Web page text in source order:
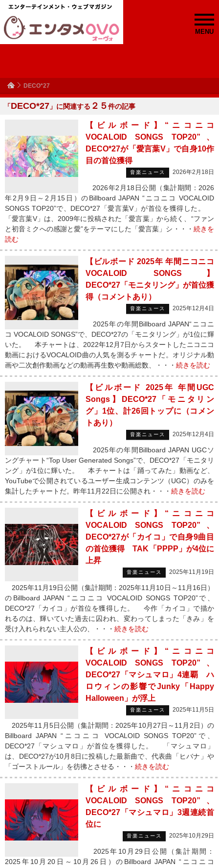
MENU
DECO*27
「DECO*27 」に関連する ２５件の記事
【ビルボード】“ニコニコ
VOCALOID SONGS TOP20”、
DECO*27が「愛言葉V」で自身10作
目の首位獲得
音楽ニュース 2026年2月18日
2026年2月18日公開（集計期間：2026
年2月9日～2月15日）のBillboard JAPAN “ニコニコ VOCALOID
SONGS TOP20”で、DECO*27「愛言葉V」が首位を獲得した。
「愛言葉V」は、2009年に投稿された「愛言葉」から続く、“ファン
と初音ミクへの感謝と愛”をテーマにした「愛言葉」シ・・・ 続きを
読む
【ビルボード 2025年 年間ニコニコ
VOCALOID SONGS】
DECO*27「モニタリング」が首位獲
得（コメントあり）
音楽ニュース 2025年12月4日
2025年の年間Billboard JAPAN“ニコニ
コ VOCALOID SONGS”で、DECO*27の「モニタリング」が1位に輝
いた。 本チャートは、2022年12月7日からスタートしたニコニコ
動画におけるVOCALOID曲の人気を測るチャートだ。オリジナル動
画や二次創作動画などの動画再生数や動画総数、・・・ 続きを読む
【ビルボード 2025年 年間UGC
Songs】DECO*27「モニタリン
グ」1位、計26回トップに（コメン
トあり）
音楽ニュース 2025年12月4日
2025年の年間Billboard JAPAN UGCソ
ングチャート“Top User Generated Songs”で、DECO*27「モニタリ
ング」が1位に輝いた。 本チャートは「踊ってみた」動画など、
YouTubeで公開されているユーザー生成コンテンツ（UGC）のみを
集計したチャートだ。昨年11月22日に公開され・・・ 続きを読む
【ビルボード】“ニコニコ
VOCALOID SONGS TOP20”、
DECO*27が「カイコ」で自身9曲目
の首位獲得 TAK「PPPP」が4位に
上昇
音楽ニュース 2025年11月19日
2025年11月19日公開（集計期間：2025年11月10日～11月16日）
のBillboard JAPAN “ニコニコ VOCALOID SONGS TOP20”で、
DECO*27「カイコ」が首位を獲得した。 今作「カイコ」で描か
れるのは、輝いていた過去に囚われ、変わってしまった「きみ」を
受け入れられない主人公の、・・・ 続きを読む
【ビルボード】“ニコニコ
VOCALOID SONGS TOP20”、
DECO*27「マシュマロ」4連覇 ハ
ロウィンの影響でJunky「Happy
Halloween」が浮上
音楽ニュース 2025年11月5日
2025年11月5日公開（集計期間：2025年10月27日～11月2日）の
Billboard JAPAN “ニコニコ VOCALOID SONGS TOP20”で、
DECO*27「マシュマロ」が首位を獲得した。 「マシュマロ」
は、DECO*27が10月8日に投稿した最新曲で、代表曲「ヒバナ」や
「ゴーストルール」を彷彿とさせる・・・ 続きを読む
【ビルボード】“ニコニコ
VOCALOID SONGS TOP20”、
DECO*27「マシュマロ」3週連続首
位に
音楽ニュース 2025年10月29日
2025年10月29日公開（集計期間：
2025年10月20日～10月26日）のBillboard JAPAN “ニコニコ